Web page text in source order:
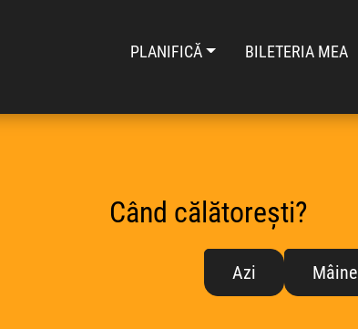
PLANIFICĂ BILETERIA MEA
Când călătorești?
Azi Mâine